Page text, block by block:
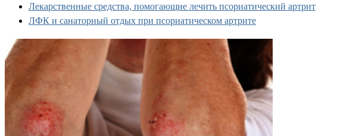
Лекарственные средства, помогающие лечить псориатический артрит
ЛФК и санаторный отдых при псориатическом артрите